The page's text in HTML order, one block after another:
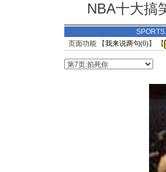
NBA十大搞
页面功能 【我来说两句(0)】 【